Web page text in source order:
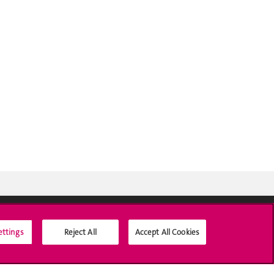
Médias sociaux UNIGE
Reject All Accept All Cookies